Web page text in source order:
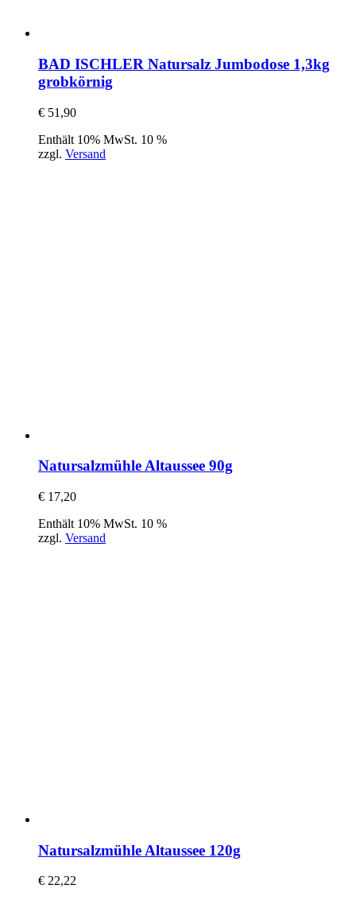
BAD ISCHLER Natursalz Jumbodose 1,3kg
grobkörnig
€ 51,90
Enthält 10% MwSt. 10 %
zzgl. Versand
Natursalzmühle Altaussee 90g
€ 17,20
Enthält 10% MwSt. 10 %
zzgl. Versand
Natursalzmühle Altaussee 120g
€ 22,22